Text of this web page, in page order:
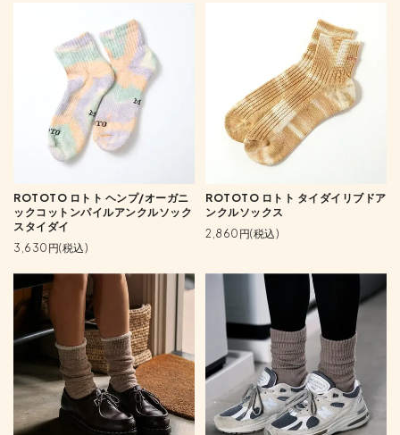
ROTOTO ロトト ヘンプ/オーガニ
ックコットンパイルアンクルソック
スタイダイ
3,630円(税込)
ROTOTO ロトト タイダイリブドア
ンクルソックス
2,860円(税込)